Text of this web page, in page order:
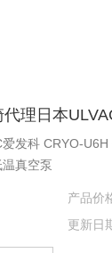
发科 CRYO-
温真空泵
产品价
更新日